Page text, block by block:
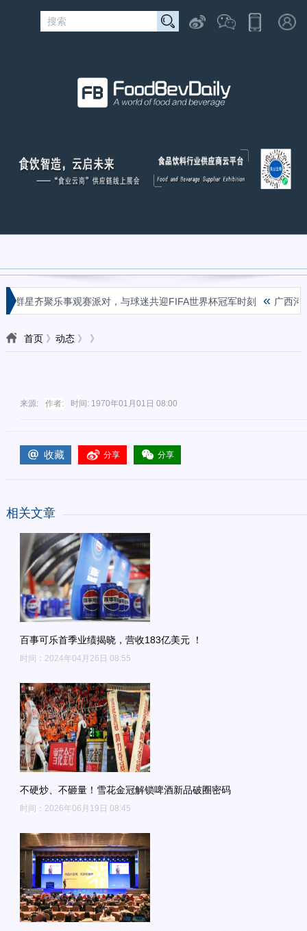
群星齐聚乐事观赛派对，与球迷共迎FIFA世界杯冠军时刻 « 广西河池
首页》 动态》 》
来源: 作者: 时间: 1970年01月01日 08:00
收藏 分享 分享
相关文章
百事可乐首季业绩揭晓，营收183亿美元 ！
时间：2024年04月26日 08:55
不硬炒、不砸量！雪花金冠解锁啤酒新品破圈密码
时间：2026年06月19日 08:45